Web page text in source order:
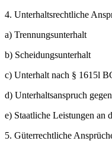
4. Unterhaltsrechtliche
a) Trennungsunterhalt
b) Scheidungsunterhalt
c) Unterhalt nach § 1615l
d) Unterhaltsanspruch
e) Staatliche Leistungen an
5. Güterrechtliche